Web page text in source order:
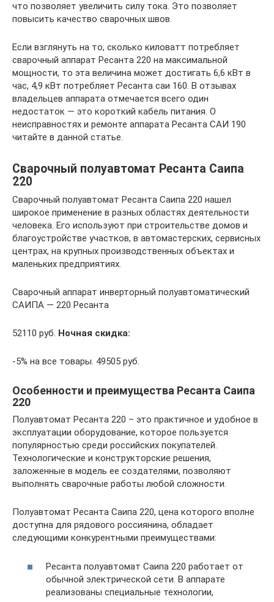
что позволяет увеличить силу тока. Это позволяет
повысить качество сварочных швов.
Если взглянуть на то, сколько киловатт потребляет
сварочный аппарат Ресанта 220 на максимальной
мощности, то эта величина может достигать 6,6 кВт в
час, 4,9 кВт потребляет Ресанта саи 160. В отзывах
владельцев аппарата отмечается всего один
недостаток — это короткий кабель питания. О
неисправностях и ремонте аппарата Ресанта САИ 190
читайте в данной статье.
Сварочный полуавтомат Ресанта Саипа
220
Сварочный полуавтомат Ресанта Саипа 220 нашел
широкое применение в разных областях деятельности
человека. Его используют при строительстве домов и
благоустройстве участков, в автомастерских, сервисных
центрах, на крупных производственных объектах и
маленьких предприятиях.
Сварочный аппарат инверторный полуавтоматический
САИПА — 220 Ресанта
52110 руб. Ночная скидка:
-5% на все товары. 49505 руб.
Особенности и преимущества Ресанта Саипа
220
Полуавтомат Ресанта 220 – это практичное и удобное в
эксплуатации оборудование, которое пользуется
популярностью среди российских покупателей.
Технологические и конструкторские решения,
заложенные в модель ее создателями, позволяют
выполнять сварочные работы любой сложности.
Полуавтомат Ресанта Саипа 220, цена которого вполне
доступна для рядового россиянина, обладает
следующими конкурентными преимуществами:
Ресанта полуавтомат Саипа 220 работает от
обычной электрической сети. В аппарате
реализованы специальные технологии,